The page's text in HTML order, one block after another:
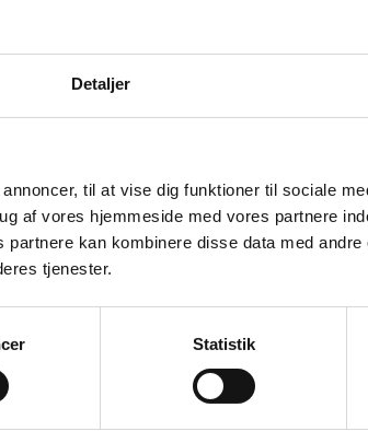
Detaljer
til at vise dig funktioner til sociale
af vores hjemmeside med vores partnere
kan kombinere disse data med
tjenester.
Statistik
på. Man sparede beton og
er, at mange af disse
dækket af bede, terrasser,
oplevet kolde gulve.
krybekælderen bliver fugtig, øges
finder vej op gennem utætheder i
En god løsning handler om
at gulvene bliver kolde, eller
30 31 32 03 og få en faglig vurdering